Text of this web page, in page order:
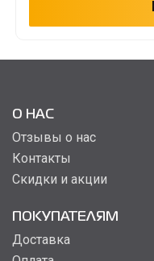
О НАС
Отзывы о нас
Контакты
Скидки и акции
ПОКУПАТЕЛЯМ
Доставка